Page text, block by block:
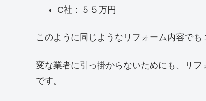
C社：５５万円
このように同じようなリフォーム内容で
変な業者に引っ掛からないためにも、リ
です。